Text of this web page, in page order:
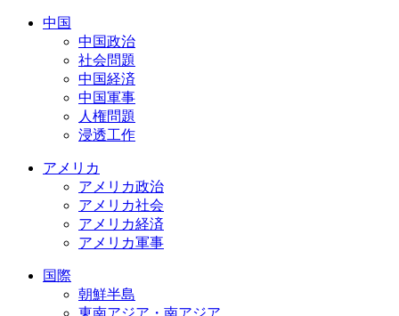
中国
中国政治
社会問題
中国経済
中国軍事
人権問題
浸透工作
アメリカ
アメリカ政治
アメリカ社会
アメリカ経済
アメリカ軍事
国際
朝鮮半島